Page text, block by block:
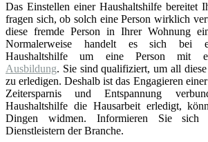
Das Einstellen einer Haushaltshilfe bereitet
fragen sich, ob solch eine Person wirklich
diese fremde Person in Ihrer Wohnung
Normalerweise handelt es sich bei
Haushaltshilfe um eine Person mit
Ausbildung. Sie sind qualifiziert, um all
zu erledigen. Deshalb ist das Engagieren
Zeitersparnis und Entspannung
Haushaltshilfe die Hausarbeit erledigt,
Dingen widmen. Informieren Sie
Dienstleistern der Branche.